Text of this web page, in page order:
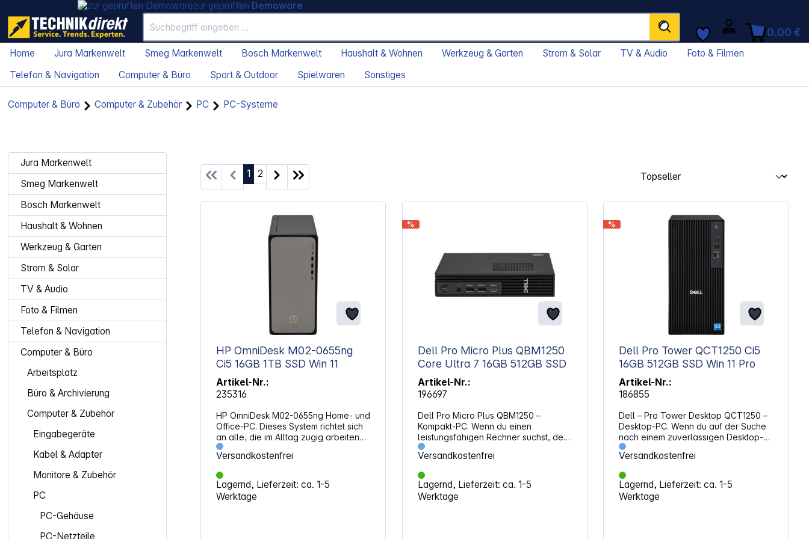
zur geprüften Demoware
0,00 €
Home Jura Markenwelt Smeg Markenwelt Bosch Markenwelt Haushalt & Wohnen Werkzeug & Garten Strom & Solar TV & Audio
Foto & Filmen
Telefon & Navigation
Computer & Büro Sport & Outdoor Spielwaren Sonstiges
Computer & Büro Computer & Zubehör PC PC-Systeme
Jura Markenwelt
Smeg Markenwelt
Bosch Markenwelt
Haushalt & Wohnen
Werkzeug & Garten
Strom & Solar
TV & Audio
Foto & Filmen
Telefon & Navigation
Computer & Büro
Arbeitsplatz
Büro & Archivierung
Computer & Zubehör
Eingabegeräte
Kabel & Adapter
Monitore & Zubehör
PC
PC-Gehäuse
PC-Netzteile
Seite
1 Seite
2
HP OmniDesk M02-0655ng
Ci5 16GB 1TB SSD Win 11
Artikel-Nr.:
235316
HP OmniDesk M02-0655ng Home- und
Office-PC. Dieses System richtet sich
an alle, die im Alltag zügig arbeiten
möchten und dabei Wert auf klare
Strukturen und kurze Ladezeiten
legen. Die Kombination aus moderner
Architektur und solider
Grundausstattung hilft dir dabei,
anspruchsvolle Aufgaben verlässlich
Versandkostenfrei
Lagernd, Lieferzeit: ca. 1-5
Werktage
%
Dell Pro Micro Plus QBM1250
Core Ultra 7 16GB 512GB SSD
Artikel-Nr.:
196697
Dell Pro Micro Plus QBM1250 –
Kompakt-PC. Wenn du einen
leistungsfähigen Rechner suchst, der
wenig Platz beansprucht und
trotzdem moderne Technik bietet, ist
dieses Modell eine passende Wahl.
Die Kombination aus hoher
Rechenleistung und vielseitigen
Anschlussmöglichkeiten macht ihn zu
Versandkostenfrei
Lagernd, Lieferzeit: ca. 1-5
Werktage
%
Dell Pro Tower QCT1250 Ci5
16GB 512GB SSD Win 11 Pro
Artikel-Nr.:
186855
Dell – Pro Tower Desktop QCT1250 –
Desktop-PC. Wenn du auf der Suche
nach einem zuverlässigen Desktop-
PC für anspruchsvolle Aufgaben bist,
findest du hier ein Modell mit
ausgewogener Ausstattung. Die
Kombination aus schneller SSD,
aktuellem Prozessor und vielseitigen
Anschlussmöglichkeiten sorgt für eine
Versandkostenfrei
Lagernd, Lieferzeit: ca. 1-5
Werktage